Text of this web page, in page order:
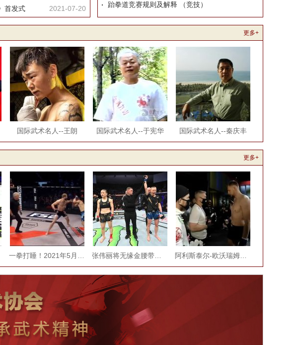
首发式 2021-07-20 跆拳道竞赛规则及解释 （竞技）
更多+
国际武术名人--王朗 国际武术名人--于宪华 国际武术名人--秦庆丰
更多+